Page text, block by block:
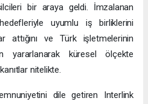
bir araya geldi. İmzalanan
uyumlu iş birliklerini
attığını ve Türk işletmelerinin
yararlanarak küresel ölçekte
nitelikte.
dile getiren Interlink